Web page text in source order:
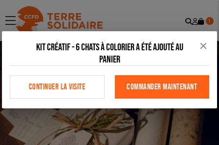
menu
Mon
1
Kit créatif - 6 chats à colorier a été ajouté au
panier
CONTINUER LA VISITE COMMANDER MAINTENANT